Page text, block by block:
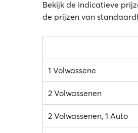
Bekijk de indicatieve
de prijzen van
1 Volwassene
2 Volwassenen
2 Volwassenen, 1 Auto